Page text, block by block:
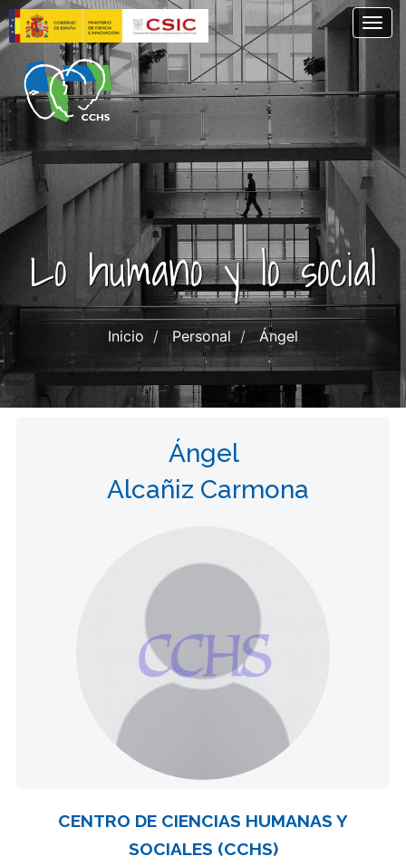
Pasar
al
contenido
principal
Lo humano y lo social
Inicio Personal Ángel
Ángel
Alcañiz Carmona
CENTRO DE CIENCIAS HUMANAS Y
SOCIALES (CCHS)